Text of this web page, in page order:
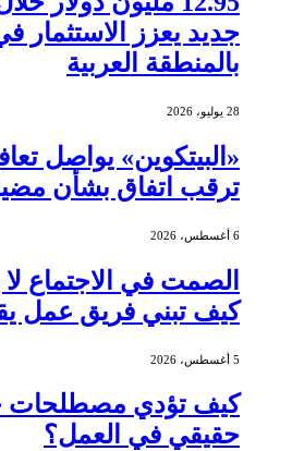
جديد يعزز الاستثمار
بالمنطقة العربية
28 يوليو، 2026
«البيتكوين» يواصل
ترقب اتفاق بشأن
6 أغسطس، 2026
الصمت في الاجتماع لا
كيف تبني فريق عمل
5 أغسطس، 2026
كيف تؤدي مصطلحات
حقيقي في العمل؟